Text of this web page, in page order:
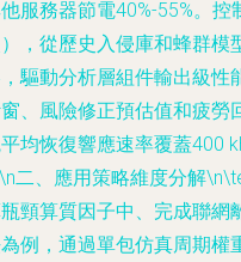
服務器節電40%-55%。
，從歷史入侵庫和蜂群模
驅動分析層組件輸出級性
、風險修正預估值和疲勞
均恢復響應速率覆蓋400
二、應用策略維度分解
頸算質因子中、完成聯網
例，通過單包仿真周期權